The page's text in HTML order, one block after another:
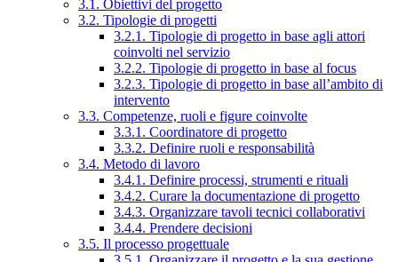
3.1. Obiettivi del progetto
3.2. Tipologie di progetti
3.2.1. Tipologie di progetto in base agli attori
coinvolti nel servizio
3.2.2. Tipologie di progetto in base al focus
3.2.3. Tipologie di progetto in base all’ambito di
intervento
3.3. Competenze, ruoli e figure coinvolte
3.3.1. Coordinatore di progetto
3.3.2. Definire ruoli e responsabilità
3.4. Metodo di lavoro
3.4.1. Definire processi, strumenti e rituali
3.4.2. Curare la documentazione di progetto
3.4.3. Organizzare tavoli tecnici collaborativi
3.4.4. Prendere decisioni
3.5. Il processo progettuale